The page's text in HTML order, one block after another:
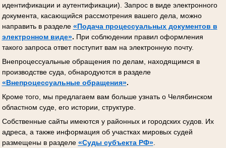
идентификации и аутентификации). Запрос в виде электронного
документа, касающийся рассмотрения вашего дела, можно
направить в разделе «Подача процессуальных документов в
электронном виде». При соблюдении правил оформления
такого запроса ответ поступит вам на электронную почту.
Внепроцессуальные обращения по делам, находящимся в
производстве суда, обнародуются в разделе
«Внепроцессуальные обращения».
Кроме того, мы предлагаем вам больше узнать о Челябинском
областном суде, его истории, структуре.
Собственные сайты имеются у районных и городских судов. Их
адреса, а также информация об участках мировых судей
размещены в разделе «Суды субъекта РФ».